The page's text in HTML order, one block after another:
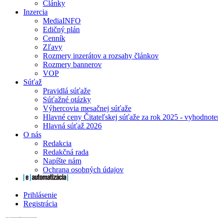
Články
Inzercia
MediaINFO
Edičný plán
Cenník
Zľavy
Rozmery inzerátov a rozsahy článkov
Rozmery bannerov
VOP
Súťaž
Pravidlá súťaže
Súťažné otázky
Výhercovia mesačnej súťaže
Hlavné ceny Čitateľskej súťaže za rok 2025 -
Hlavná súťaž 2026
O nás
Redakcia
Redakčná rada
Napíšte nám
Ochrana osobných údajov
Prihlásenie
Registrácia